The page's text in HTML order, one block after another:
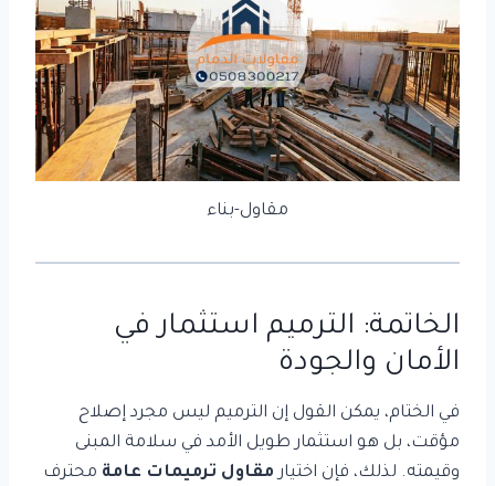
مقاول-بناء
الخاتمة: الترميم استثمار في
الأمان والجودة
في الختام، يمكن القول إن الترميم ليس مجرد إصلاح
مؤقت، بل هو استثمار طويل الأمد في سلامة المبنى
وقيمته. لذلك، فإن اختيارمقاول ترميمات عامة محترف